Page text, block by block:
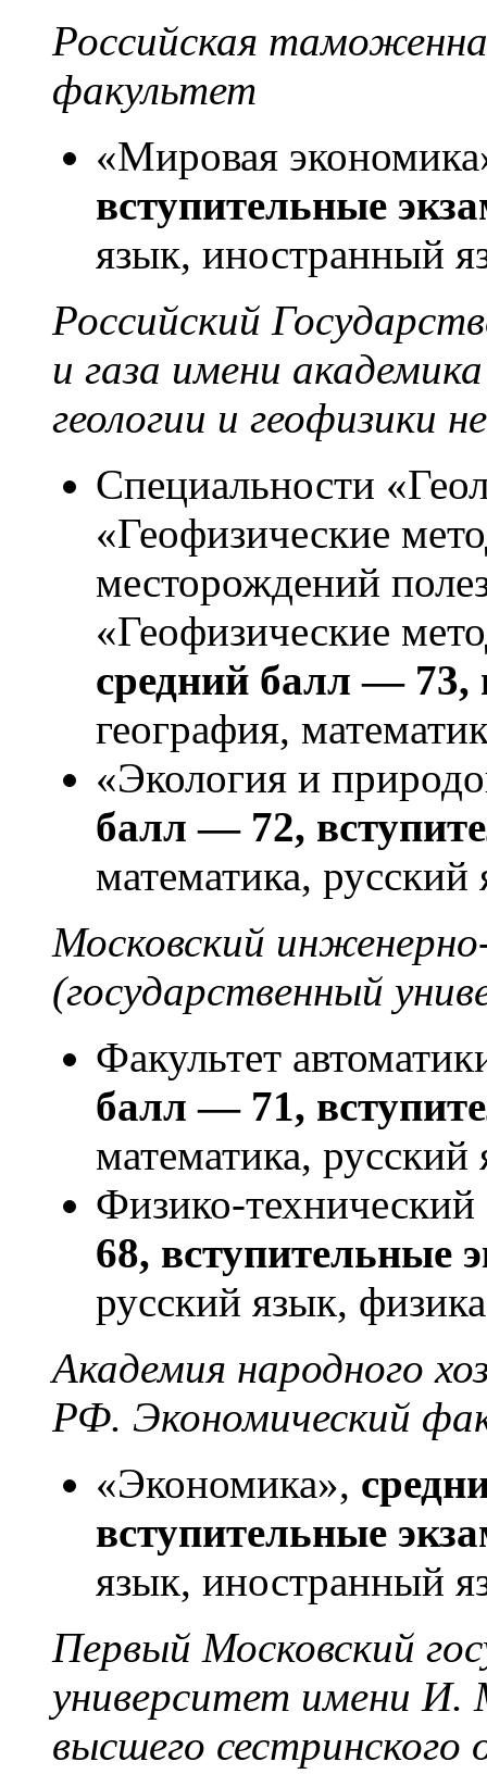
Российская
факультет
«Мировая
вступительные
язык, иностранный
Российский
и газа имени
геологии и геофизики
Специальности
«Геофизические
месторождений
«Геофизические
средний балл — 73,
география,
«Экология и
балл — 72,
математика,
Московский
(государственный
Факультет
балл — 71,
математика,
Физико-технический
68, вступительные
русский язык,
Академия народного
РФ. Экономический
«Экономика»,
вступительные
язык, иностранный
Первый Московский
университет имени И.
высшего сестринского